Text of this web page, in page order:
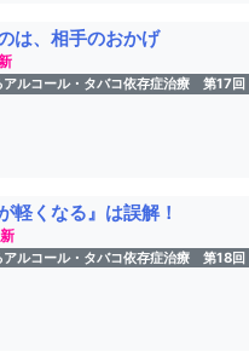
は、相手のおかげ
アルコール・タバコ依存症治療 第17回
軽くなる』は誤解！
アルコール・タバコ依存症治療 第18回